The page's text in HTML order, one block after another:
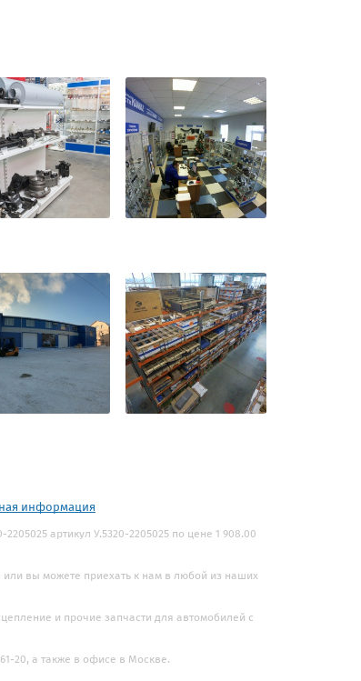
информация
артикул У.5320-2205025 по цене 1 908.00
или вы можете приехать к нам в любой из наших
и прочие запчасти для автомобилей с
20, а также в офисе в Москве.